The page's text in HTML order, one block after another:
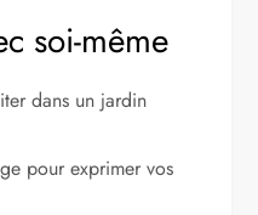
soi-même
dans un jardin
pour exprimer vos